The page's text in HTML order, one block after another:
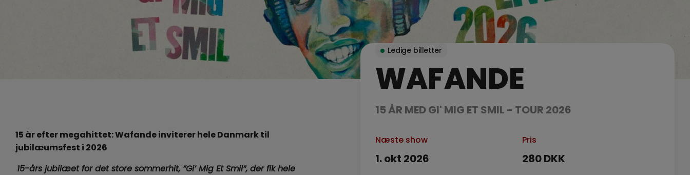
15 år efter megahittet: Wafande inviterer hele Danmark til
jubilæumsfest i 2026
15-års jubilæet for det store sommerhit, ”Gi’ Mig Et Smil”, der fik hele
Ledige billetter
WAFANDE
15 ÅR MED GI' MIG ET SMIL - TOUR 2026
Næste show
1. okt 2026
Pris
280 DKK